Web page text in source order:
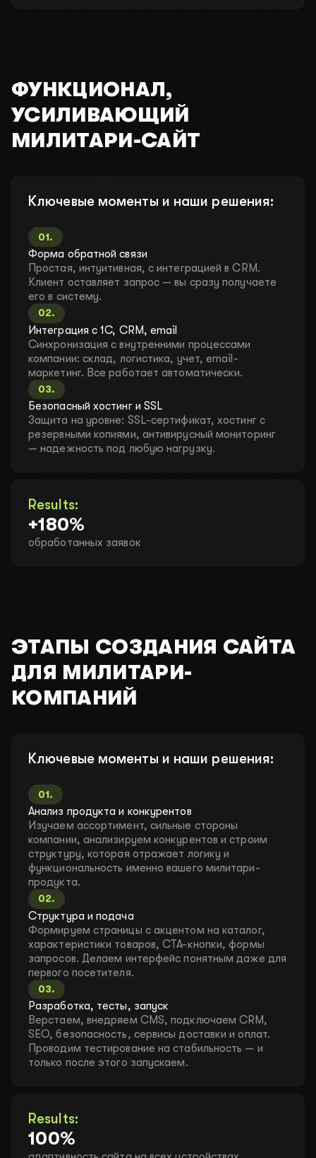
ФУНКЦИОНАЛ,
УСИЛИВАЮЩИЙ
МИЛИТАРИ-САЙТ
Ключевые моменты и наши решения:
01.
Форма обратной связи
Простая, интуитивная, с интеграцией в CRM.
Клиент оставляет запрос — вы сразу получаете
его в систему.
02.
Интеграция с 1С, CRM, email
Синхронизация с внутренними процессами
компании: склад, логистика, учет, email-
маркетинг. Все работает автоматически.
03.
Безопасный хостинг и SSL
Защита на уровне: SSL-сертификат, хостинг с
резервными копиями, антивирусный мониторинг
— надежность под любую нагрузку.
Results:
+180%
обработанных заявок
ЭТАПЫ СОЗДАНИЯ САЙТА
ДЛЯ МИЛИТАРИ-
КОМПАНИЙ
Ключевые моменты и наши решения:
01.
Анализ продукта и конкурентов
Изучаем ассортимент, сильные стороны
компании, анализируем конкурентов и строим
структуру, которая отражает логику и
функциональность именно вашего милитари-
продукта.
02.
Структура и подача
Формируем страницы с акцентом на каталог,
характеристики товаров, CTA-кнопки, формы
запросов. Делаем интерфейс понятным даже для
первого посетителя.
03.
Разработка, тесты, запуск
Верстаем, внедряем CMS, подключаем CRM,
SEO, безопасность, сервисы доставки и оплат.
Проводим тестирование на стабильность — и
только после этого запускаем.
Results:
100%
Какой у вас бюджет?
2000$-3000$ 4000$-5000$
Ваш телефон для связи
ПЕРЕЗВОНИТЕ МНЕ НАПИШИТЕ В TELEGRAM
ОТПРАВИТЬ ЗАЯВКУ
Нажимая на кнопку вы соглашаетесь с
конфиденциальности.